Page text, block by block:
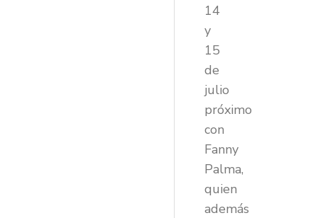
14
y
15
de
julio
próximo
con
Fanny
Palma,
quien
además